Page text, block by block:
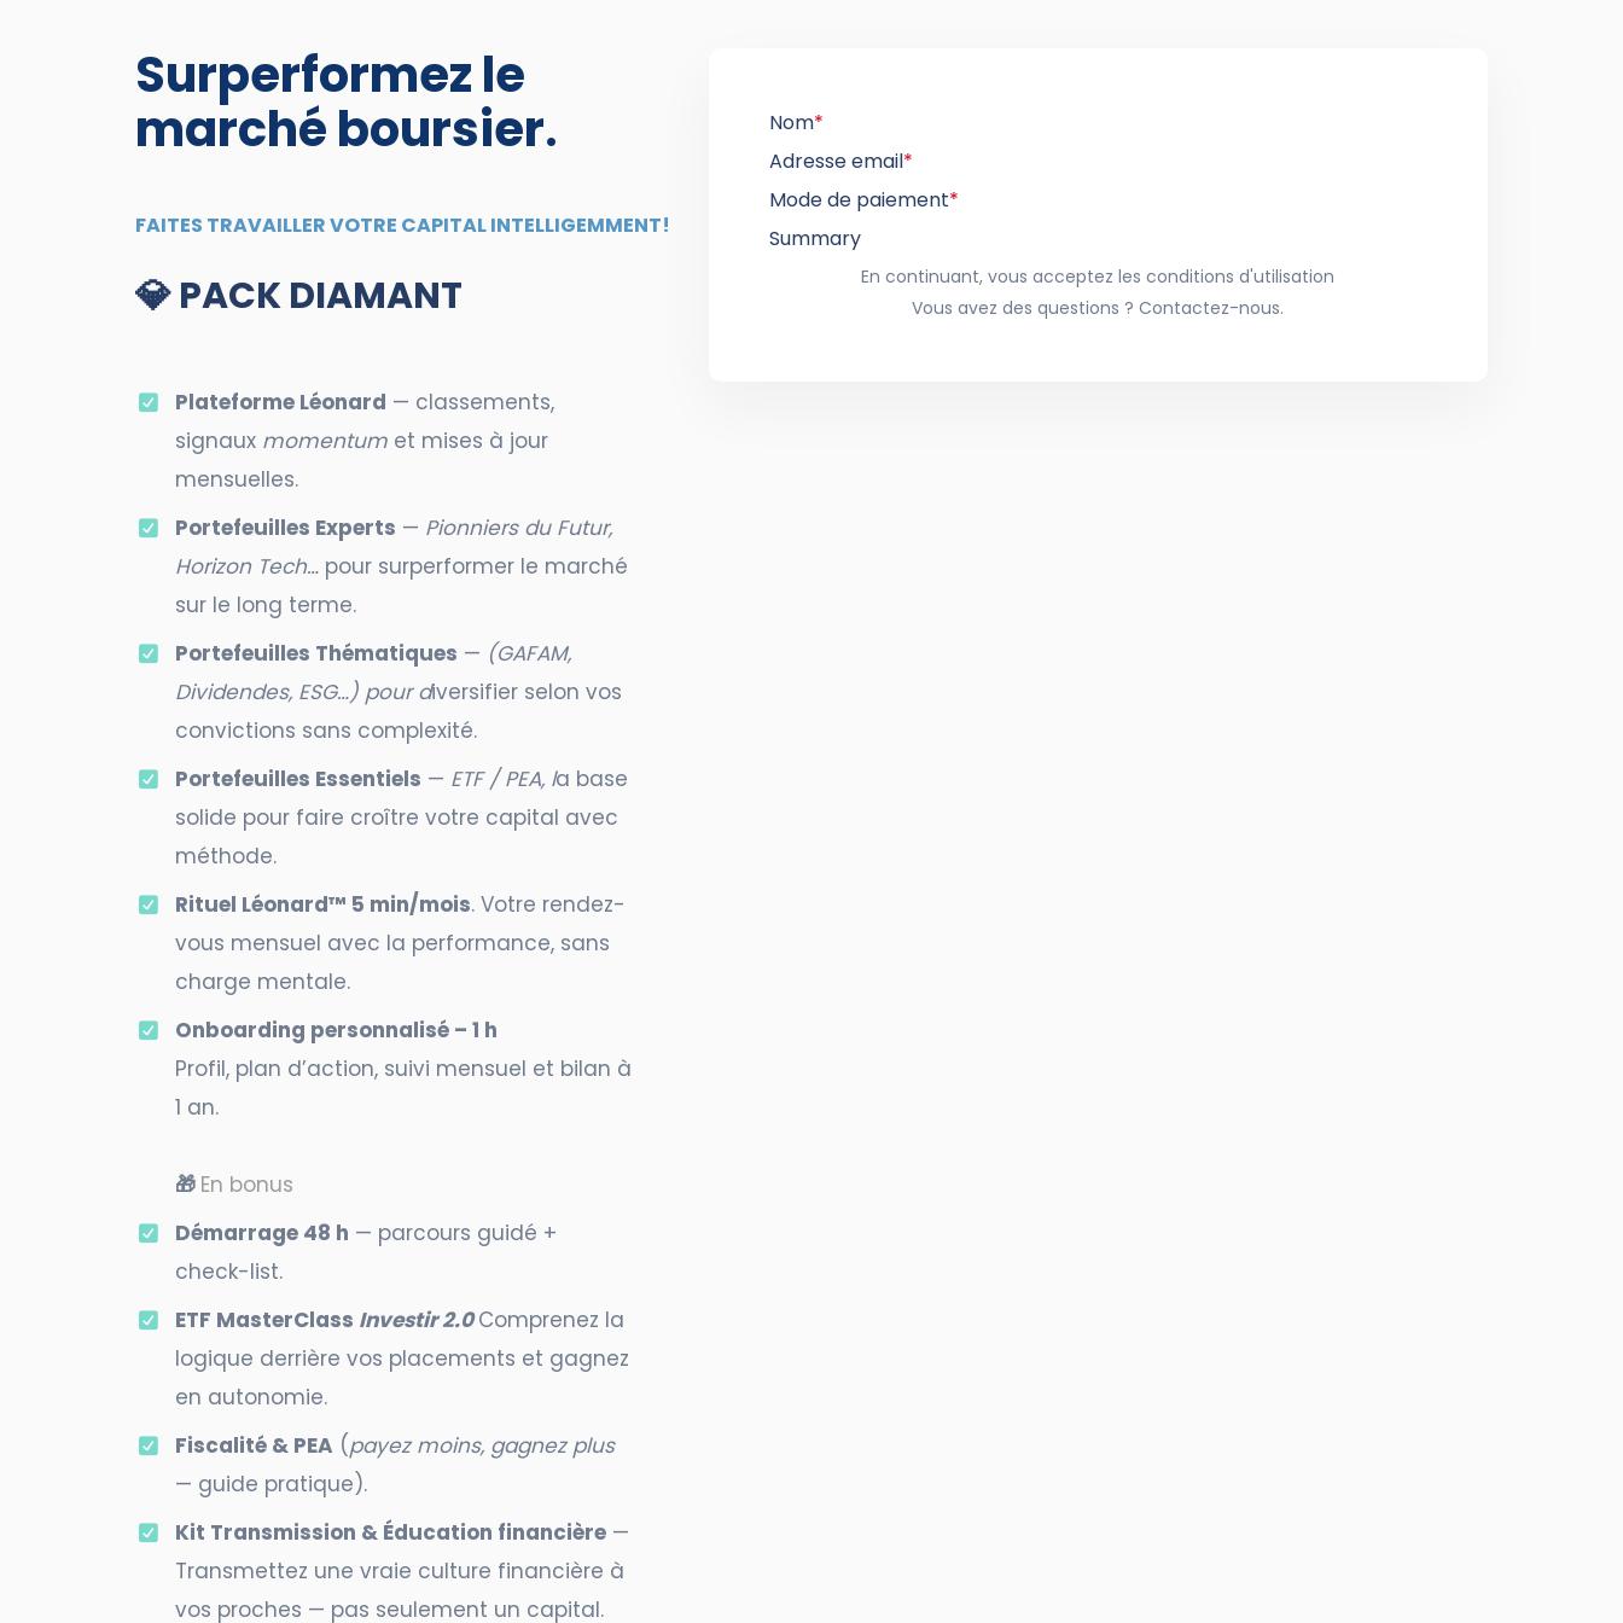
Surperformez le
marché boursier.
FAITES TRAVAILLER VOTRE CAPITAL INTELLIGEMMENT!
💎PACK DIAMANT
Plateforme Léonard — classements,
signaux momentumet mises à jour
mensuelles.
Portefeuilles Experts — Pionniers du Futur,
Horizon Tech… pour surperformer le marché
sur le long terme.
Portefeuilles Thématiques — (GAFAM,
Dividendes, ESG…) pour diversifier selon vos
convictions sans complexité.
Portefeuilles Essentiels — ETF / PEA, la base
solide pour faire croître votre capital avec
méthode.
Rituel Léonard™ 5 min/mois. Votre rendez-
vous mensuel avec la performance, sans
charge mentale.
Onboarding personnalisé – 1 h
Profil, plan d’action, suivi mensuel et bilan à
1 an.
🎁 En bonus
Démarrage 48 h — parcours guidé +
check-list.
ETF MasterClass Investir 2.0Comprenez la
logique derrière vos placements et gagnez
en autonomie.
Fiscalité & PEA (payez moins, gagnez plus
— guide pratique).
Kit Transmission & Éducation financière—
Transmettez une vraie culture financière à
vos proches — pas seulement un capital.
Nom*
Adresse email*
Mode de paiement*
Summary
En continuant, vous acceptez les conditions d'utilisation
Vous avez des questions ? Contactez-nous.